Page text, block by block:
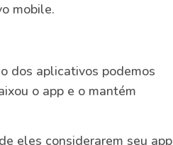
mobile.
dos aplicativos podemos
o app e o mantém
eles considerarem seu app